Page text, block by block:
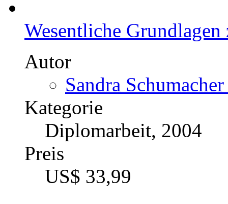
Der Innovationsprozess
Ideen-Kreativität fördern
Autor
Steffi Kessler
Kategorie
Bachelorarbeit, 2012
Preis